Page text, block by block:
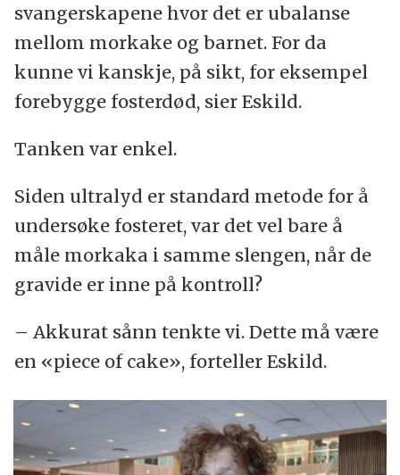
svangerskapene hvor det er ubalanse
mellom morkake og barnet. For da
kunne vi kanskje, på sikt, for eksempel
forebygge fosterdød, sier Eskild.
Tanken var enkel.
Siden ultralyd er standard metode for å
undersøke fosteret, var det vel bare å
måle morkaka i samme slengen, når de
gravide er inne på kontroll?
– Akkurat sånn tenkte vi. Dette må være
en «piece of cake», forteller Eskild.